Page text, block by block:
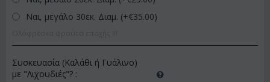
Ναι, μεγάλο 30εκ. Διαμ. (+€35.00)
Συσκευασία (Καλάθι ή Γυάλινο)
με "Λιχουδιές"? :